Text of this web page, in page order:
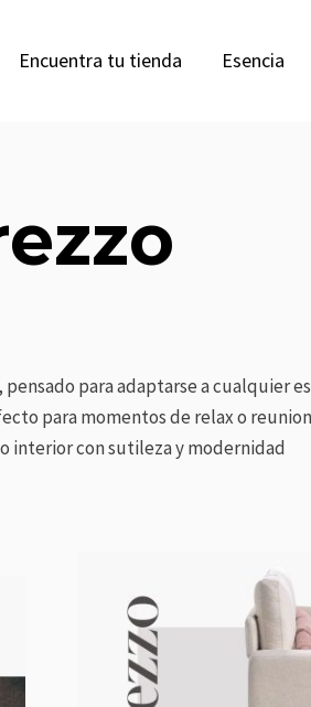
Encuentra tu tienda Esencia
para adaptarse a cualquier
para momentos de relax o
interior con sutileza y modernidad